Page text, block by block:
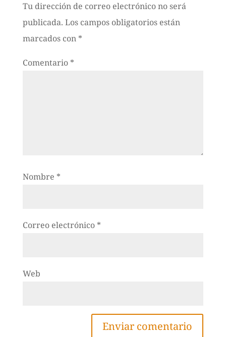
Tu dirección de correo electrónico no será
publicada. Los campos obligatorios están
marcados con *
Comentario *
Nombre *
Correo electrónico *
Web